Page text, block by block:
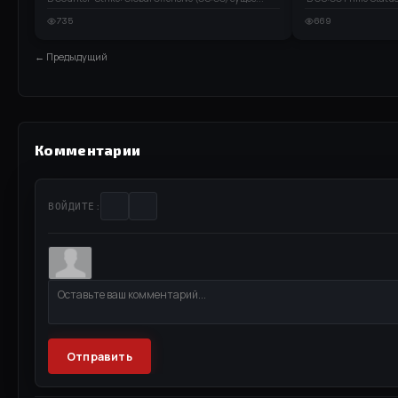
735
← Предыдущий
669
Комментарии
ВОЙДИТЕ:
Отправить